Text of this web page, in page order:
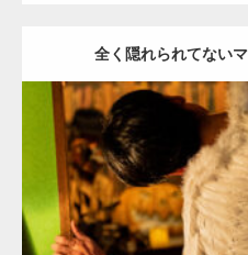
全く隠れられてない
Update:
Category:ハロウィンのマッチ